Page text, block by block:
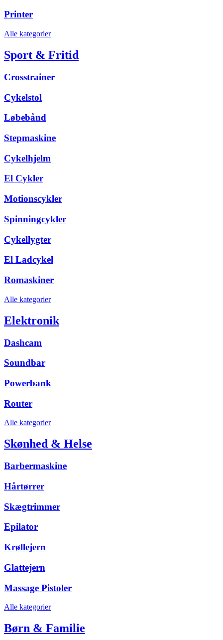
Printer
Alle kategorier
Sport & Fritid
Crosstrainer
Cykelstol
Løbebånd
Stepmaskine
Cykelhjelm
El Cykler
Motionscykler
Spinningcykler
Cykellygter
El Ladcykel
Romaskiner
Alle kategorier
Elektronik
Dashcam
Soundbar
Powerbank
Router
Alle kategorier
Skønhed & Helse
Barbermaskine
Hårtørrer
Skægtrimmer
Epilator
Krøllejern
Glattejern
Massage Pistoler
Alle kategorier
Børn & Familie